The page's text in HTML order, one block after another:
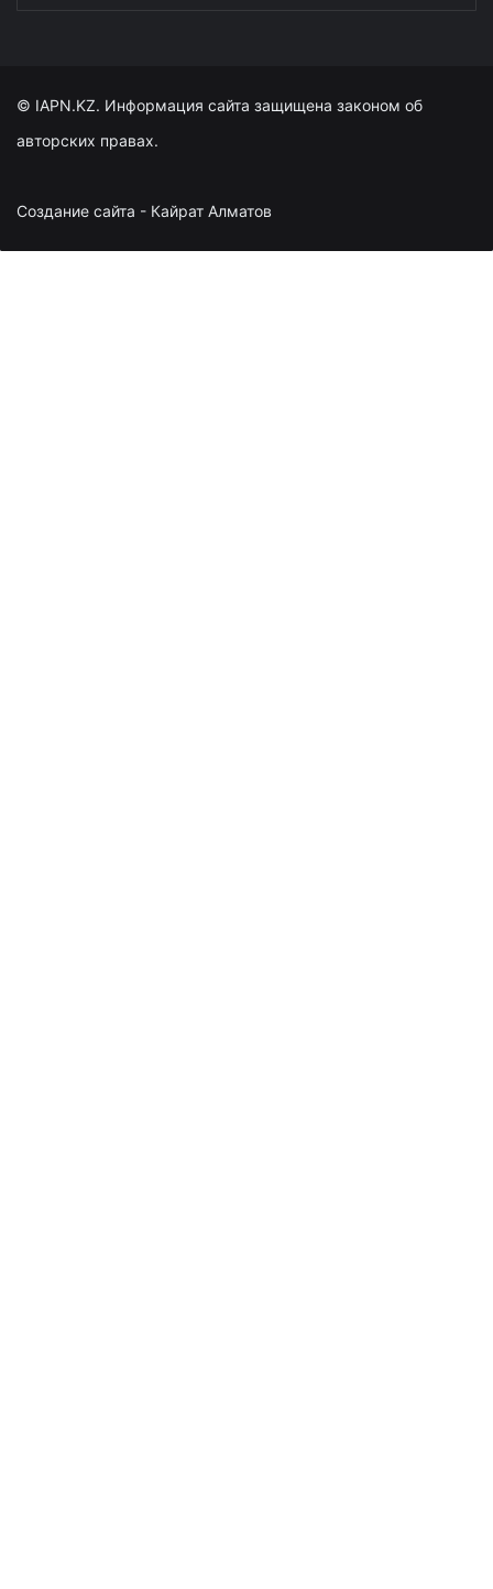
© IAPN.KZ. Информация сайта защищена законом об
авторских правах.
Создание сайта - Кайрат Алматов